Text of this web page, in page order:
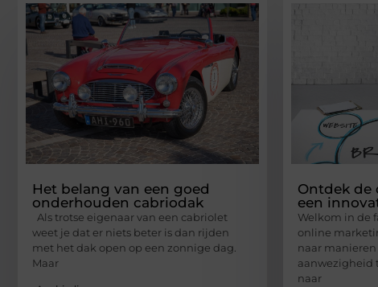
Het belang van een goed
onderhouden cabriodak
Als trotse eigenaar van een cabriolet
weet je dat er niets beter is dan rijden
met het dak open op een zonnige dag.
Maar
Ontdek de
een
Welkom in de
online
naar
aanwezigheid
naar